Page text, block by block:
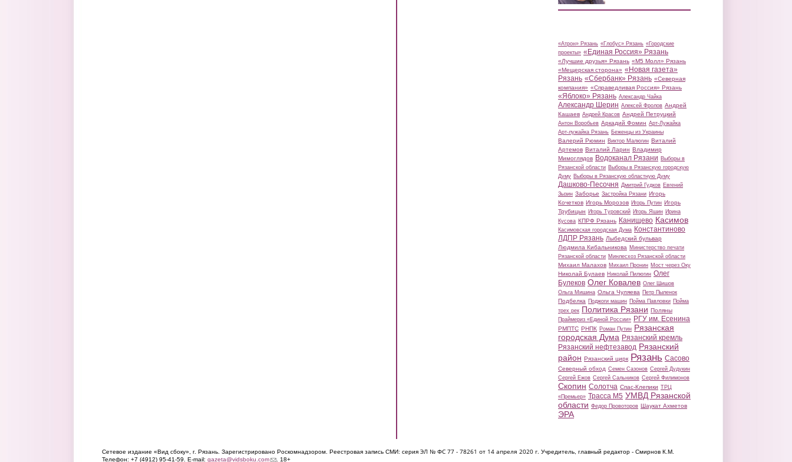
«Атрон» Рязань «Глобус» Рязань «Городские
проекты» «Единая Россия» Рязань
«Лучшие друзья» Рязань «М5 Молл» Рязань
«Мещерская сторона» «Новая газета»
Рязань «Сбербанк» Рязань «Северная
компания» «Справедливая Россия» Рязань
«Яблоко» Рязань Александр Чайка
Александр Шерин Алексей Фролов Андрей
Кашаев Андрей Красов Андрей Петруцкий
Антон Воробьев Аркадий Фомин Арт-Лужайка
Арт-лужайка Рязань Беженцы из Украины
Валерий Рюмин Виктор Малюгин Виталий
Артемов Виталий Ларин Владимир
Мимоглядов Водоканал Рязани Выборы в
Рязанской области Выборы в Рязанскую городскую
Думу Выборы в Рязанскую областную Думу
Дашково-Песочня Дмитрий Гудков Евгений
Зызин Заборье Застройка Рязани Игорь
Кочетков Игорь Морозов Игорь Путин Игорь
Трубицын Игорь Туровский Игорь Яшин Ирина
Кусова КПРФ Рязань Канищево Касимов
Касимовская городская Дума Константиново
ЛДПР Рязань Лыбедский бульвар
Людмила Кибальникова Министерство печати
Рязанской области Минлесхоз Рязанской области
Михаил Малахов Михаил Пронин Мост через Оку
Николай Булаев Николай Пилюгин Олег
Булеков Олег Ковалев Олег Шишов
Ольга Мишина Ольга Чуляева Петр Пыленок
Подбелка Поджоги машин Пойма Павловки Пойма
трех рек Политика Рязани Поляны
Праймериз «Единой России» РГУ им. Есенина
РМПТС РНПК Роман Путин Рязанская
городская Дума Рязанский кремль
Рязанский нефтезавод Рязанский
район Рязанский цирк Рязань Сасово
Северный обход Семен Сазонов Сергей Дудукин
Сергей Ежов Сергей Сальников Сергей Филимонов
Скопин Солотча Спас-Клепики ТРЦ
«Премьер» Трасса М5 УМВД Рязанской
области Федор Провоторов Шаукат Ахметов
ЭРА
Сетевое издание «Вид сбоку», г. Рязань. Зарегистрировано Роскомнадзором. Реестровая запись СМИ: серия ЭЛ № ФС 77 - 78261 от 14 апреля 2020 г. Учредитель, главный редактор - Смирнов К.М.
Телефон: +7 (4912) 95-41-59. E-mail: gazeta@vidsboku.com(link sends e-mail)
. 18+